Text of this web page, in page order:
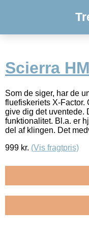
Scierra
Som de siger, har de
fluefiskeriets X-Factor.
give dig det uventede.
funktionalitet. Bl.a. er
del af klingen. Det
999 kr. (Vis fragtpris)